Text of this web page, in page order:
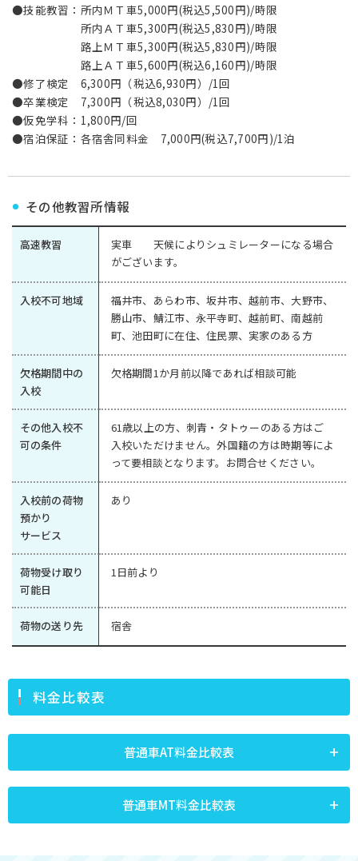
●技能教習：所内ＭＴ車5,000円(税込5,500円)/時限
所内ＡＴ車5,300円(税込5,830円)/時限
路上ＭＴ車5,300円(税込5,830円)/時限
路上ＡＴ車5,600円(税込6,160円)/時限
●修了検定 6,300円（税込6,930円）/1回
●卒業検定 7,300円（税込8,030円）/1回
●仮免学科：1,800円/回
●宿泊保証：各宿舎同料金 7,000円(税込7,700円)/1泊
その他教習所情報
高速教習
実車 天候によりシュミレーターになる場合
がございます。
入校不可地域
福井市、あらわ市、坂井市、越前市、大野市、
勝山市、鯖江市、永平寺町、越前町、南越前
町、池田町に在住、住民票、実家のある方
欠格期間中の
入校
欠格期間1か月前以降であれば相談可能
その他入校不
可の条件
61歳以上の方、刺青・タトゥーのある方はご
入校いただけません。外国籍の方は時期等によ
って要相談となります。お問合せください。
入校前の荷物
預かり
サービス
あり
荷物受け取り
可能日
1日前より
荷物の送り先 宿舎
料金比較表
普通車AT料金比較表
普通車MT料金比較表